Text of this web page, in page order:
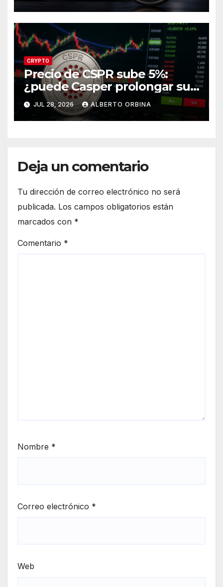
CRYPTO
Precio de CSPR sube 5%:
¿puede Casper prolongar su
recuperación?
JUL 28, 2026 ALBERTO ORBINA
Deja un comentario
Tu dirección de correo electrónico no será
publicada. Los campos obligatorios están
marcados con *
Comentario *
Nombre *
Correo electrónico *
Web